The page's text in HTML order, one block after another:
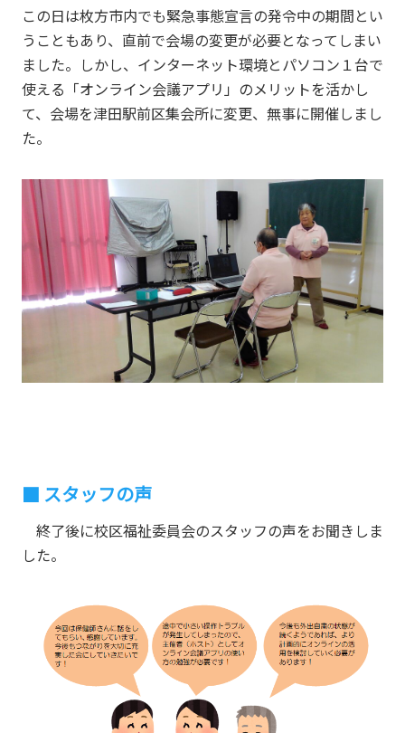
この日は枚方市内でも緊急事態宣言の発令中の期間とい
うこともあり、直前で会場の変更が必要となってしまい
ました。しかし、インターネット環境とパソコン１台で
使える「オンライン会議アプリ」のメリットを活かし
て、会場を津田駅前区集会所に変更、無事に開催しまし
た。
スタッフの声
終了後に校区福祉委員会のスタッフの声をお聞きしま
した。